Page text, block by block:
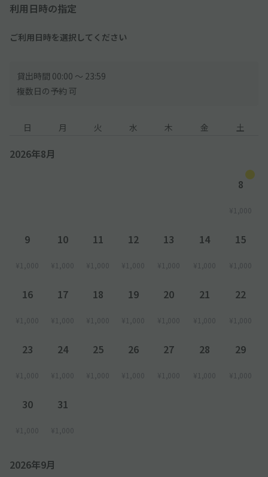
利用日時の指定
ご利用日時を選択してください
貸出時間 00:00 〜 23:59
複数日の予約 可
日 月 火 水 木 金 土
2026年8月
8
¥1,000
9
¥1,000
10
¥1,000
11
¥1,000
12
¥1,000
13
¥1,000
14
¥1,000
15
¥1,000
16
¥1,000
17
¥1,000
18
¥1,000
19
¥1,000
20
¥1,000
21
¥1,000
22
¥1,000
23
¥1,000
24
¥1,000
25
¥1,000
26
¥1,000
27
¥1,000
28
¥1,000
29
¥1,000
30
¥1,000
31
¥1,000
2026年9月